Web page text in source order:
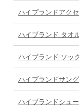
ハイブランドアク
ハイブランド タオ
ハイブランド ソッ
ハイブランドサン
ハイブランドシュ